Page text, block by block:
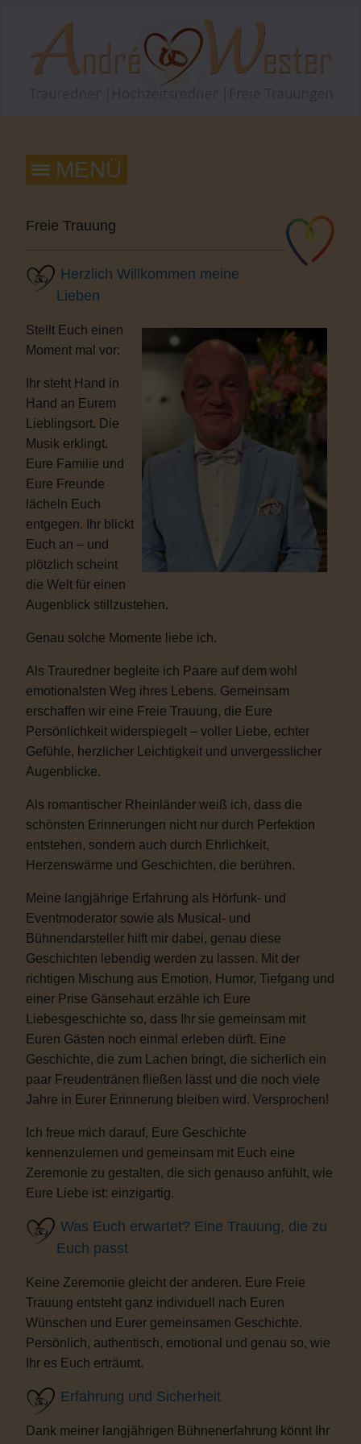
Freie Trauung
Herzlich Willkommen meine
Lieben
Stellt Euch einen
Moment mal vor:
Ihr steht Hand in
Hand an Eurem
Lieblingsort. Die
Musik erklingt.
Eure Familie und
Eure Freunde
lächeln Euch
entgegen. Ihr blickt
Euch an – und
plötzlich scheint
die Welt für einen
Augenblick stillzustehen.
Genau solche Momente liebe ich.
Als Trauredner begleite ich Paare auf dem wohl
emotionalsten Weg ihres Lebens. Gemeinsam
erschaffen wir eine Freie Trauung, die Eure
Persönlichkeit widerspiegelt – voller Liebe, echter
Gefühle, herzlicher Leichtigkeit und unvergesslicher
Augenblicke.
Als romantischer Rheinländer weiß ich, dass die
schönsten Erinnerungen nicht nur durch Perfektion
entstehen, sondern auch durch Ehrlichkeit,
Herzenswärme und Geschichten, die berühren.
Meine langjährige Erfahrung als Hörfunk- und
Eventmoderator sowie als Musical- und
Bühnendarsteller hilft mir dabei, genau diese
Geschichten lebendig werden zu lassen. Mit der
richtigen Mischung aus Emotion, Humor, Tiefgang und
einer Prise Gänsehaut erzähle ich Eure
Liebesgeschichte so, dass Ihr sie gemeinsam mit
Euren Gästen noch einmal erleben dürft. Eine
Geschichte, die zum Lachen bringt, die sicherlich ein
paar Freudentränen fließen lässt und die noch viele
Jahre in Eurer Erinnerung bleiben wird. Versprochen!
Ich freue mich darauf, Eure Geschichte
kennenzulernen und gemeinsam mit Euch eine
Zeremonie zu gestalten, die sich genauso anfühlt, wie
Eure Liebe ist: einzigartig.
Was Euch erwartet? Eine Trauung, die zu
Euch passt
Keine Zeremonie gleicht der anderen. Eure Freie
Trauung entsteht ganz individuell nach Euren
Wünschen und Eurer gemeinsamen Geschichte.
Persönlich, authentisch, emotional und genau so, wie
Ihr es Euch erträumt.
Erfahrung und Sicherheit
Dank meiner langjährigen Bühnenerfahrung könnt Ihr